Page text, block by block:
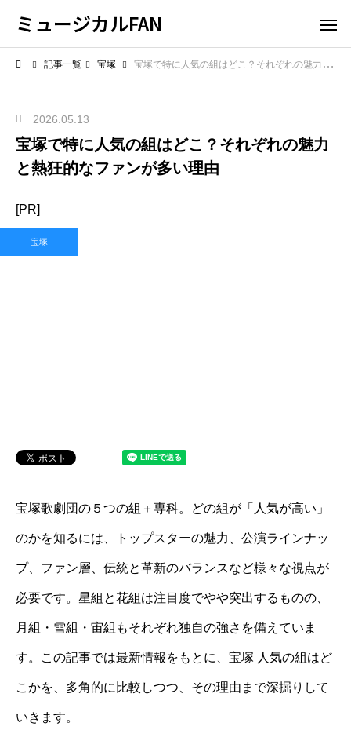
ミュージカルFAN
記事一覧 宝塚 宝塚で特に人気の組はどこ？それぞれの魅力と熱狂的なファンが多い理由
2026.05.13
宝塚で特に人気の組はどこ？それぞれの魅力
と熱狂的なファンが多い理由
[PR]
宝塚
宝塚歌劇団の５つの組＋専科。どの組が「人気が高い」
のかを知るには、トップスターの魅力、公演ラインナッ
プ、ファン層、伝統と革新のバランスなど様々な視点が
必要です。星組と花組は注目度でやや突出するものの、
月組・雪組・宙組もそれぞれ独自の強さを備えていま
す。この記事では最新情報をもとに、宝塚 人気の組はど
こかを、多角的に比較しつつ、その理由まで深掘りして
いきます。